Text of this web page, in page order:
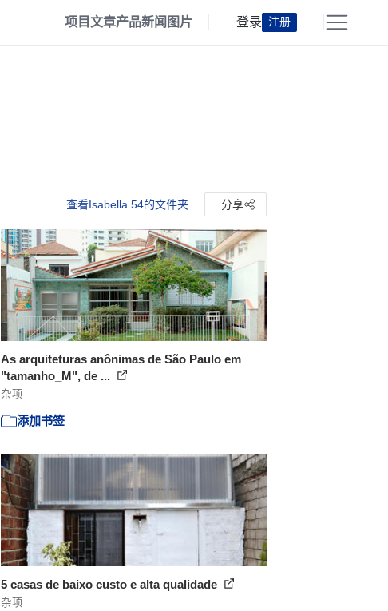
项目文章产品新闻 图片 登录 注册
查看Isabella 54的文件夹 分享
As arquiteturas anônimas de São Paulo em
"tamanho_M", de ...
杂项
添加书签
5 casas de baixo custo e alta qualidade
杂项